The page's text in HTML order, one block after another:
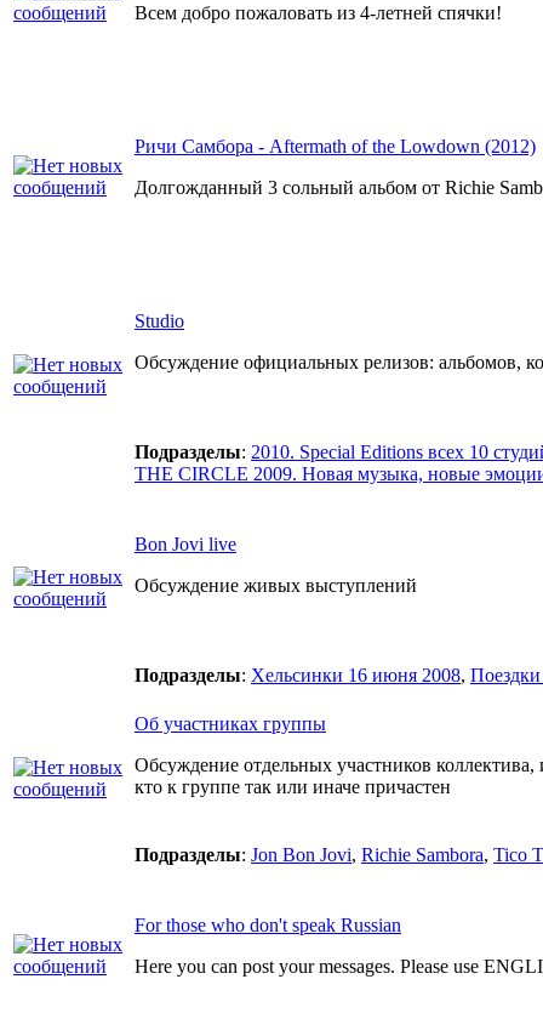
Всем добро пожаловать из 4-летней спячки!
Ричи Самбора - Aftermath of the Lowdown (2012)
Долгожданный 3 сольный альбом от Richie
Studio
Обсуждение официальных релизов: альбомов,
Подразделы: 2010. Special Editions всех 10
THE CIRCLE 2009. Новая музыка, новые
Bon Jovi live
Обсуждение живых выступлений
Подразделы: Хельсинки 16 июня 2008,
Об участниках группы
Обсуждение отдельных участников
кто к группе так или иначе причастен
Подразделы: Jon Bon Jovi, Richie Sambora, Tico
For those who don't speak Russian
Here you can post your messages. Please use